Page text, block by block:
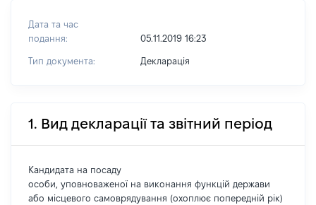
Дата та час
подання:
05.11.2019 16:23
Тип документа: Декларація
1. Вид декларації та звітний період
Кандидата на посаду
особи, уповноваженої на виконання функцій держави
або місцевого самоврядування (охоплює попередній рік)